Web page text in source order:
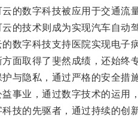
数字科技被应用于交通流量
技术则成为实现汽车自动驾
字科技支持医院实现电子
取得了斐然成绩，还始终专
隐私，通过严格的安全措施
业，通过数字技术的运用，
的先驱者，通过持续的创新